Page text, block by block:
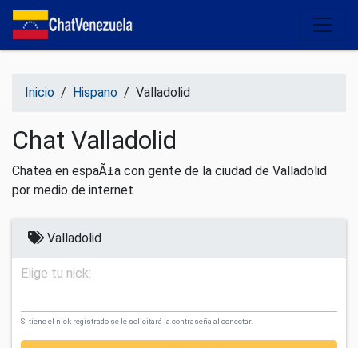
Salir del contenido
Inicio / Hispano / Valladolid
Chat Valladolid
Chatea en espaÃ±a con gente de la ciudad de Valladolid
por medio de internet
Valladolid
Elige tu nick:
Si tiene el nick registrado se le solicitará la contraseña al conectar.